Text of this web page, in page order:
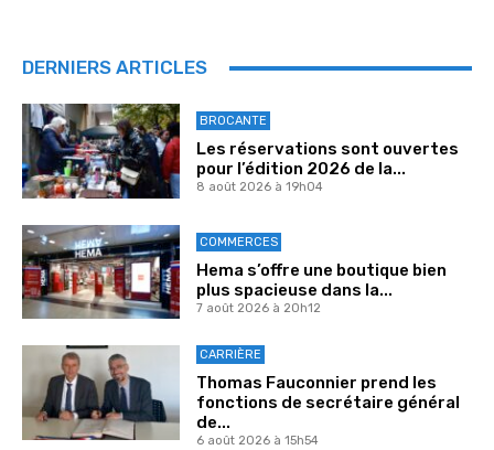
DERNIERS ARTICLES
BROCANTE
Les réservations sont ouvertes
pour l’édition 2026 de la...
8 août 2026 à 19h04
COMMERCES
Hema s’offre une boutique bien
plus spacieuse dans la...
7 août 2026 à 20h12
CARRIÈRE
Thomas Fauconnier prend les
fonctions de secrétaire général
de...
6 août 2026 à 15h54